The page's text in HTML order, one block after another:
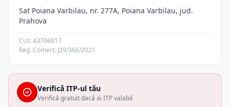
Sat Poiana Varbilau, nr. 277A, Poiana Varbilau, jud.
Prahova
CUI: 43706817
Reg. Comerț: J29/366/2021
Verifică ITP-ul tău
Verifică gratuit dacă ai ITP valabil